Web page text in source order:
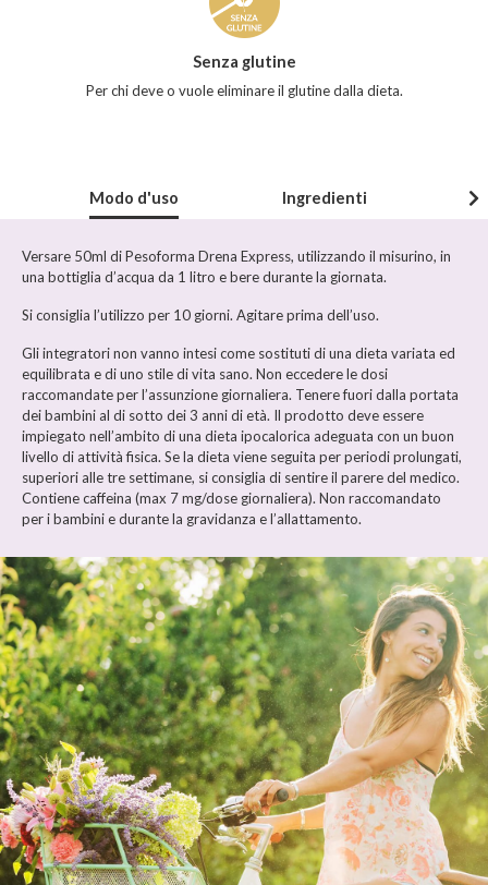
Senza glutine
Per chi deve o vuole eliminare il glutine dalla dieta.
Modo d'uso Ingredienti
Versare 50ml di Pesoforma Drena Express, utilizzando il misurino, in
una bottiglia d’acqua da 1 litro e bere durante la giornata.
Si consiglia l’utilizzo per 10 giorni. Agitare prima dell’uso.
Gli integratori non vanno intesi come sostituti di una dieta variata ed
equilibrata e di uno stile di vita sano. Non eccedere le dosi
raccomandate per l’assunzione giornaliera. Tenere fuori dalla portata
dei bambini al di sotto dei 3 anni di età. Il prodotto deve essere
impiegato nell’ambito di una dieta ipocalorica adeguata con un buon
livello di attività fisica. Se la dieta viene seguita per periodi prolungati,
superiori alle tre settimane, si consiglia di sentire il parere del medico.
Contiene caffeina (max 7 mg/dose giornaliera). Non raccomandato
per i bambini e durante la gravidanza e l’allattamento.